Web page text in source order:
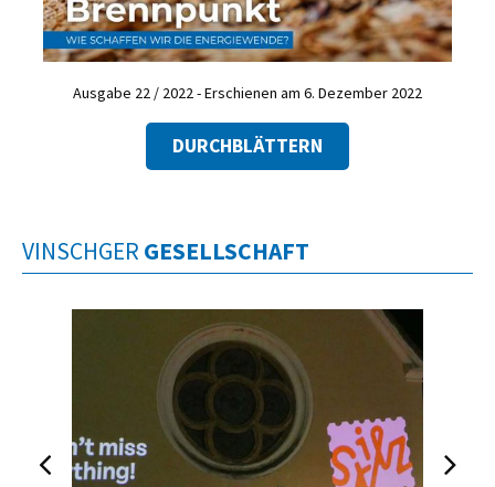
Ausgabe 22 / 2022 - Erschienen am 6. Dezember 2022
DURCHBLÄTTERN
VINSCHGER GESELLSCHAFT